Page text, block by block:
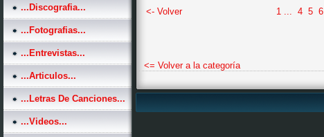
...Discografia...
...Fotografias...
...Entrevistas...
...Articulos...
...Letras De Canciones...
...Videos...
<- Volver 1... 4 5 6
<= Volver a la categoría